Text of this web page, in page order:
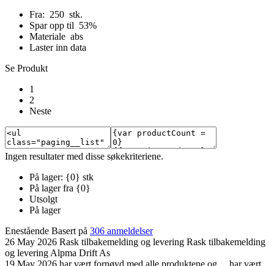
Fra: 250 stk.
Spar opp til 53%
Materiale abs
Laster inn data
Se Produkt
1
2
Neste
Ingen resultater med disse søkekriteriene.
På lager: {0} stk
På lager fra {0}
Utsolgt
På lager
Enestående Basert på 306 anmeldelser
26 May 2026 Rask tilbakemelding og levering Rask tilbakemelding
og levering Alpma Drift As